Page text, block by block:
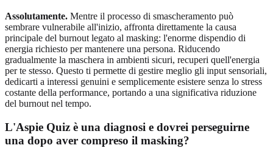
Assolutamente. Mentre il processo di smascheramento può
sembrare vulnerabile all'inizio, affronta direttamente la causa
principale del burnout legato al masking: l'enorme dispendio di
energia richiesto per mantenere una persona. Riducendo
gradualmente la maschera in ambienti sicuri, recuperi quell'energia
per te stesso. Questo ti permette di gestire meglio gli input sensoriali,
dedicarti a interessi genuini e semplicemente esistere senza lo stress
costante della performance, portando a una significativa riduzione
del burnout nel tempo.
L'Aspie Quiz è una diagnosi e dovrei perseguirne
una dopo aver compreso il masking?